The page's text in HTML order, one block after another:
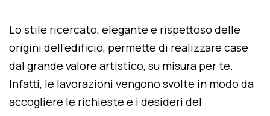
Lo stile ricercato, elegante e rispettoso delle
origini dell'edificio, permette di realizzare case
dal grande valore artistico, su misura per te.
Infatti, le lavorazioni vengono svolte in modo da
accogliere le richieste e i desideri del